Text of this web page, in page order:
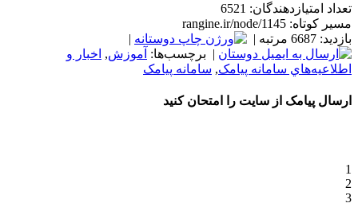
تعداد امتیازدهندگان: 6521
مسیر کوتاه: rangine.ir/node/1145
بازدید: 6687 مرتبه |
|
| برچسب‌ها: آموزش, اخبار و
اطلاعيه‌هاي سامانه پيامک, سامانه پیامک
ارسال پیامک از سایت را امتحان کنید
1
2
3